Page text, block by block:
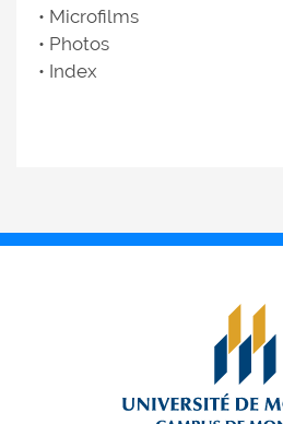
• Microfilms
• Photos
• Index